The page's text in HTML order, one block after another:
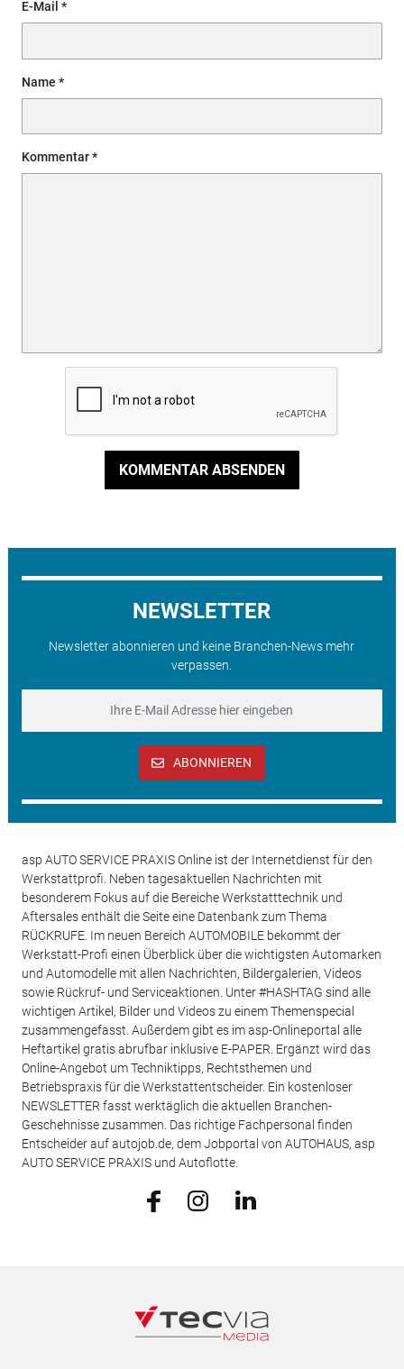
E-Mail
Name
Kommentar
KOMMENTAR ABSENDEN
NEWSLETTER
Newsletter abonnieren und keine Branchen-News mehr
verpassen.
ABONNIEREN
asp AUTO SERVICE PRAXIS Online ist der Internetdienst für den
Werkstattprofi. Neben tagesaktuellen Nachrichten mit
besonderem Fokus auf die Bereiche Werkstatttechnik und
Aftersales enthält die Seite eine Datenbank zum Thema
RÜCKRUFE. Im neuen Bereich AUTOMOBILE bekommt der
Werkstatt-Profi einen Überblick über die wichtigsten Automarken
und Automodelle mit allen Nachrichten, Bildergalerien, Videos
sowie Rückruf- und Serviceaktionen. Unter #HASHTAG sind alle
wichtigen Artikel, Bilder und Videos zu einem Themenspecial
zusammengefasst. Außerdem gibt es im asp-Onlineportal alle
Heftartikel gratis abrufbar inklusive E-PAPER. Ergänzt wird das
Online-Angebot um Techniktipps, Rechtsthemen und
Betriebspraxis für die Werkstattentscheider. Ein kostenloser
NEWSLETTER fasst werktäglich die aktuellen Branchen-
Geschehnisse zusammen. Das richtige Fachpersonal finden
Entscheider auf autojob.de, dem Jobportal von AUTOHAUS, asp
AUTO SERVICE PRAXIS und Autoflotte.